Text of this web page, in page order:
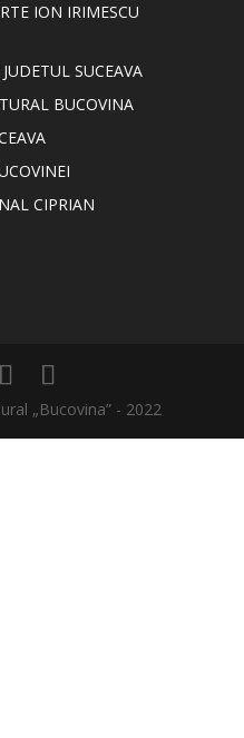
ION IRIMESCU
SUCEAVA
BUCOVINA
CIPRIAN
„Bucovina” - 2022